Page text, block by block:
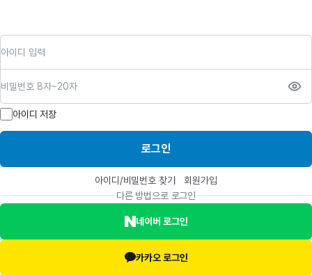
아이디 저장
로그인
아이디/비밀번호 찾기
회원가입
다른 방법으로 로그인
네이버 로그인
카카오 로그인